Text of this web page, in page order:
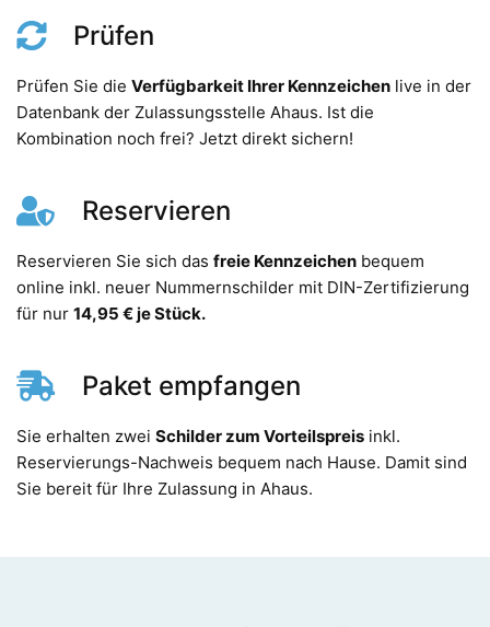
Prüfen
Prüfen Sie die Verfügbarkeit Ihrer Kennzeichen live in der
Datenbank der Zulassungsstelle Ahaus. Ist die
Kombination noch frei? Jetzt direkt sichern!
Reservieren
Reservieren Sie sich das freie Kennzeichen bequem
online inkl. neuer Nummernschilder mit DIN-Zertifizierung
für nur 14,95 € je Stück.
Paket empfangen
Sie erhalten zwei Schilder zum Vorteilspreis inkl.
Reservierungs-Nachweis bequem nach Hause. Damit sind
Sie bereit für Ihre Zulassung in Ahaus.